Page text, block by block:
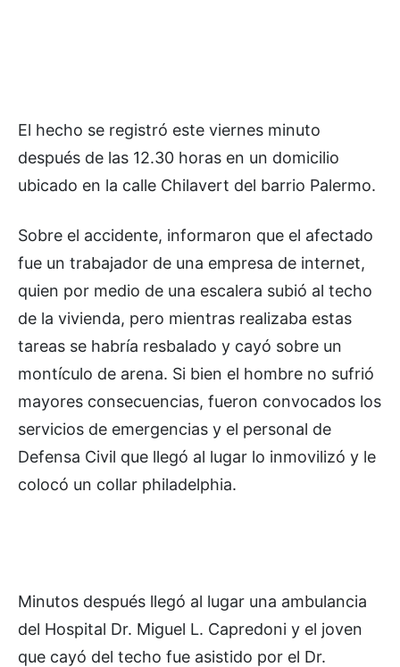
El hecho se registró este viernes minuto
después de las 12.30 horas en un domicilio
ubicado en la calle Chilavert del barrio Palermo.
Sobre el accidente, informaron que el afectado
fue un trabajador de una empresa de internet,
quien por medio de una escalera subió al techo
de la vivienda, pero mientras realizaba estas
tareas se habría resbalado y cayó sobre un
montículo de arena. Si bien el hombre no sufrió
mayores consecuencias, fueron convocados los
servicios de emergencias y el personal de
Defensa Civil que llegó al lugar lo inmovilizó y le
colocó un collar philadelphia.
Minutos después llegó al lugar una ambulancia
del Hospital Dr. Miguel L. Capredoni y el joven
que cayó del techo fue asistido por el Dr.